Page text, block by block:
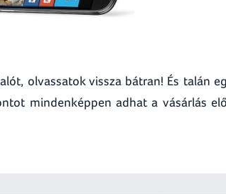
olvassatok vissza bátran! És talán
mindenképpen adhat a vásárlás